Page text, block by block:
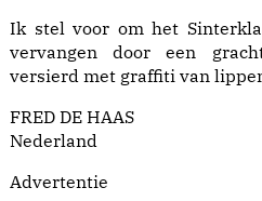
Ik stel voor om het
vervangen door een
versierd met graffiti van
FRED DE HAAS
Nederland
Advertentie